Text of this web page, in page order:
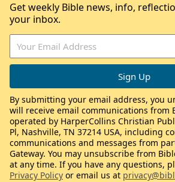
Get weekly Bible news, info,
your inbox.
By submitting your email address, you
will receive email communications from
operated by HarperCollins Christian
Pl, Nashville, TN 37214 USA, including
communications and messages from
Gateway. You may unsubscribe from
at any time. If you have any questions,
Privacy Policy or email us at